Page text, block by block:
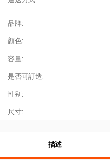
品牌:
顏色:
容量:
是否可訂造:
性别:
尺寸:
描述